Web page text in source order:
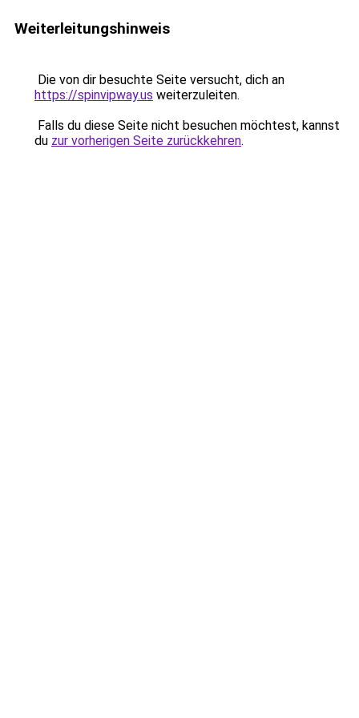
Weiterleitungshinweis
Die von dir besuchte Seite versucht, dich an
https://spinvipway.us weiterzuleiten.
Falls du diese Seite nicht besuchen möchtest, kannst
du zur vorherigen Seite zurückkehren.